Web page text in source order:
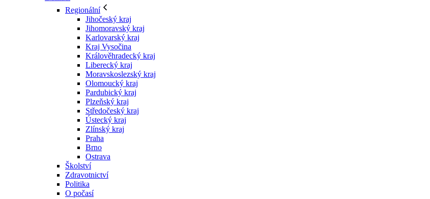
Regionální
Jihočeský kraj
Jihomoravský kraj
Karlovarský kraj
Kraj Vysočina
Králověhradecký kraj
Liberecký kraj
Moravskoslezský kraj
Olomoucký kraj
Pardubický kraj
Plzeňský kraj
Středočeský kraj
Ústecký kraj
Zlínský kraj
Praha
Brno
Ostrava
Školství
Zdravotnictví
Politika
O počasí